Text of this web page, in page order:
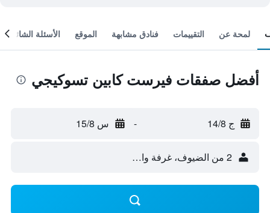
لمحة عن التقييمات فنادق مشابهة الموقع الأسئلة الشائعة
أفضل صفقات فيرست كابين تسوكيجي
ج 14/8 - س 15/8
2 من الضيوف، غرفة واحدة